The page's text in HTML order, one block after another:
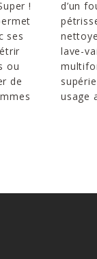
!
ses
ou
de
d’un
lave-
usage